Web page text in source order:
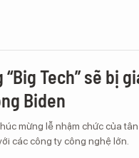
“Big Tech” sẽ bị
Biden
mừng lễ nhậm chức của
các công ty công nghệ lớn.